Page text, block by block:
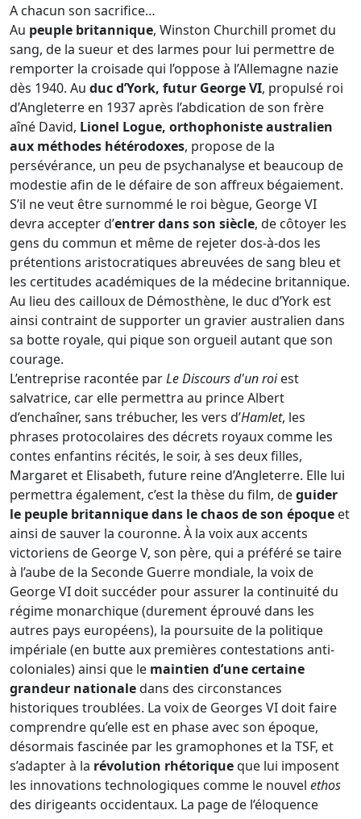
A chacun son sacrifice…
Au peuple britannique, Winston Churchill promet du
sang, de la sueur et des larmes pour lui permettre de
remporter la croisade qui l’oppose à l’Allemagne nazie
dès 1940. Au duc d’York, futur George VI, propulsé roi
d’Angleterre en 1937 après l’abdication de son frère
aîné David, Lionel Logue, orthophoniste australien
aux méthodes hétérodoxes, propose de la
persévérance, un peu de psychanalyse et beaucoup de
modestie afin de le défaire de son affreux bégaiement.
S’il ne veut être surnommé le roi bègue, George VI
devra accepter d’entrer dans son siècle, de côtoyer les
gens du commun et même de rejeter dos-à-dos les
prétentions aristocratiques abreuvées de sang bleu et
les certitudes académiques de la médecine britannique.
Au lieu des cailloux de Démosthène, le duc d’York est
ainsi contraint de supporter un gravier australien dans
sa botte royale, qui pique son orgueil autant que son
courage.
L’entreprise racontée parLe Discours d'un roiest
salvatrice, car elle permettra au prince Albert
d’enchaîner, sans trébucher, les vers d’Hamlet, les
phrases protocolaires des décrets royaux comme les
contes enfantins récités, le soir, à ses deux filles,
Margaret et Elisabeth, future reine d’Angleterre. Elle lui
permettra également, c’est la thèse du film, deguider
le peuple britannique dans le chaos de son époque et
ainsi de sauver la couronne. À la voix aux accents
victoriens de George V, son père, qui a préféré se taire
à l’aube de la Seconde Guerre mondiale, la voix de
George VI doit succéder pour assurer la continuité du
régime monarchique (durement éprouvé dans les
autres pays européens), la poursuite de la politique
impériale (en butte aux premières contestations anti-
coloniales) ainsi que le maintien d’une certaine
grandeur nationaledans des circonstances
historiques troublées. La voix de Georges VI doit faire
comprendre qu’elle est en phase avec son époque,
désormais fascinée par les gramophones et la TSF, et
s’adapter à la révolution rhétoriqueque lui imposent
les innovations technologiques comme le nouvel ethos
des dirigeants occidentaux. La page de l’éloquence